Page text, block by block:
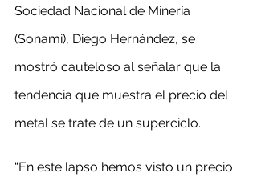
Sociedad Nacional de Minería
(Sonami), Diego Hernández, se
mostró cauteloso al señalar que la
tendencia que muestra el precio del
metal se trate de un superciclo.
“En este lapso hemos visto un precio